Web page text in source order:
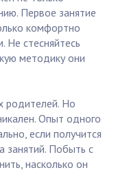
Первое занятие
комфортно
Не стесняйтесь
методику они
родителей. Но
Опыт одного
если получится
занятий. Побыть с
насколько он